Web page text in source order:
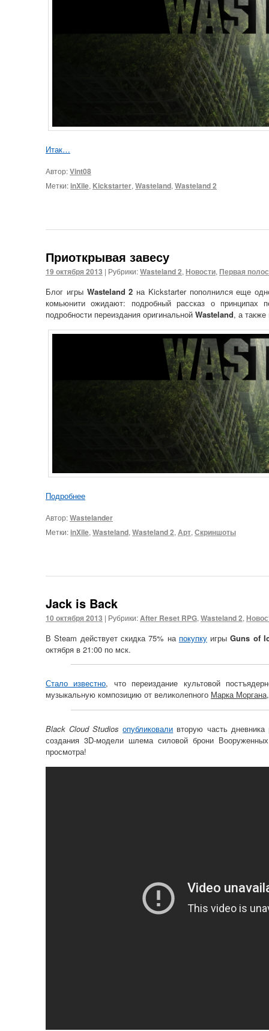
Итак…
Автор:Vint08
Метки:inXile, Kickstarter, Wasteland, Wasteland 2
Приоткрывая завесу
19 октября 2013 | Рубрики:Wasteland 2, Новости, Первая
Блог игры Wasteland 2 на Kickstarter пополнился еще
комьюнити ожидают: подробный рассказ о принципах
подробности переиздания оригинальной Wasteland, а
Подробнее
Автор:Wastelander
Метки:inXile, Wasteland, Wasteland 2, Арт, Скриншоты
Jack is Back
10 октября 2013 | Рубрики: After Reset RPG, Wasteland 2,
В Steam действует скидка 75% на покупкуигрыGuns of
октября в 21:00 по мск.
Стало известно, что переиздание культовой
музыкальную композицию от великолепного Марка Моргана
Black Cloud Studios опубликовали вторую часть дневника
создания 3D-модели шлема силовой брони
просмотра!